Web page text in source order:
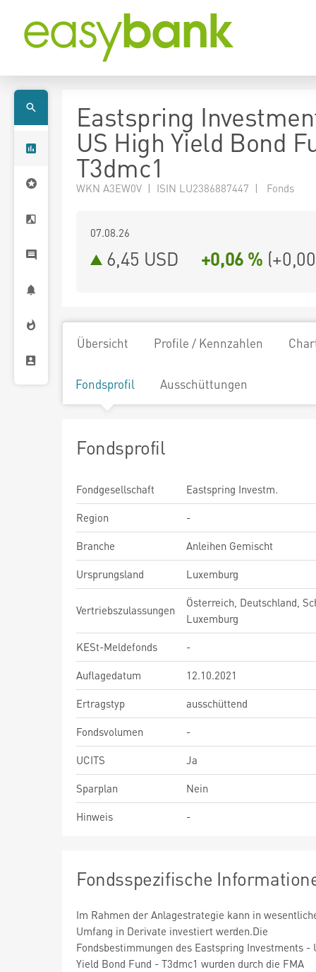
Eastspring
US High Yield Bond
T3dmc1
WKN A3EW0V | ISIN LU2386887447 | Fonds
07.08.26
6,45 USD +0,06 % (+0,00
Übersicht Profile / Kennzahlen
Fondsprofil Ausschüttungen
Fondsprofil
Fondgesellschaft
Eastspring Investm.
Region
-
Branche
Anleihen Gemischt
Ursprungsland
Luxemburg
Vertriebszulassungen
Österreich, Deutschland,
Luxemburg
KESt-Meldefonds
-
Auflagedatum
12.10.2021
Ertragstyp
ausschüttend
Fondsvolumen
-
UCITS
Ja
Sparplan
Nein
Hinweis
-
Fondsspezifische
Im Rahmen der Anlagestrategie kann in
Umfang in Derivate investiert werden.Die
Fondsbestimmungen des Eastspring Investments -
Yield Bond Fund - T3dmc1 wurden durch die FMA